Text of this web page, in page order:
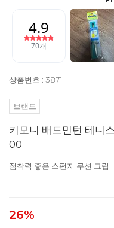
상품번호 : 3871
브랜드
키모니 배드민턴 테니
00
점착력 좋은 스펀지 쿠션 그립
26%